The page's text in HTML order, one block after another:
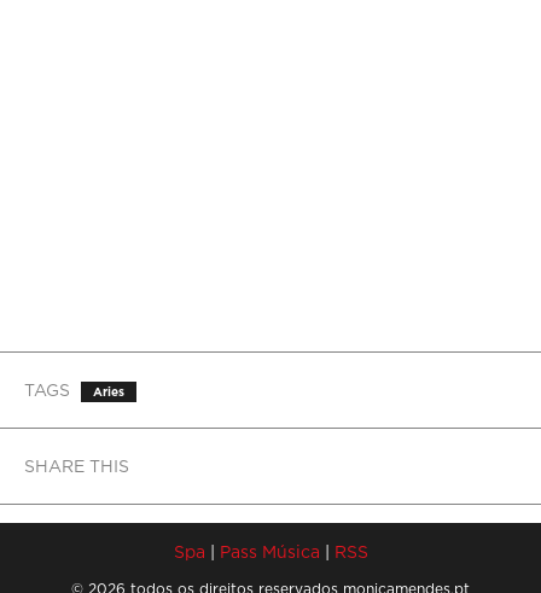
TAGS Aries
SHARE THIS
Spa | Pass Música | RSS
© 2026 todos os direitos reservados monicamendes.pt